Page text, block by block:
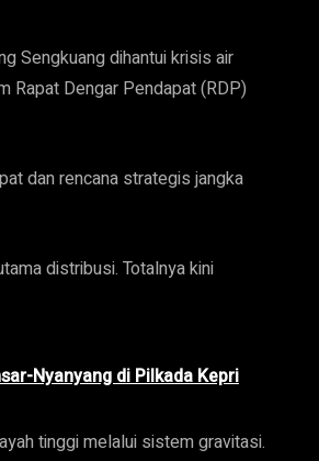
Sengkuang dihantui krisis air
Rapat Dengar Pendapat (RDP)
dan rencana strategis jangka
distribusi. Totalnya kini
Nyanyang di Pilkada Kepri
tinggi melalui sistem gravitasi.